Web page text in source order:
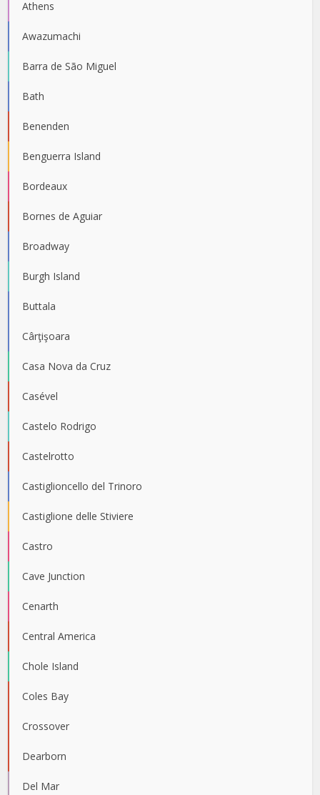
Athens
Awazumachi
Barra de São Miguel
Bath
Benenden
Benguerra Island
Bordeaux
Bornes de Aguiar
Broadway
Burgh Island
Buttala
Cârţişoara
Casa Nova da Cruz
Casével
Castelo Rodrigo
Castelrotto
Castiglioncello del Trinoro
Castiglione delle Stiviere
Castro
Cave Junction
Cenarth
Central America
Chole Island
Coles Bay
Crossover
Dearborn
Del Mar